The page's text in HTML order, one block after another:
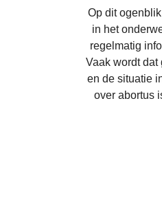
Op dit
in het
regelmatig
Vaak wordt dat
en de situatie
over abortus